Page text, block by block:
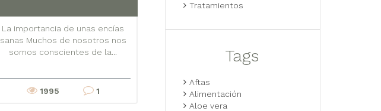
La importancia de unas encías
sanas Muchos de nosotros nos
somos conscientes de la...
1995 1
Tratamientos
Tags
Aftas
Alimentación
Aloe vera